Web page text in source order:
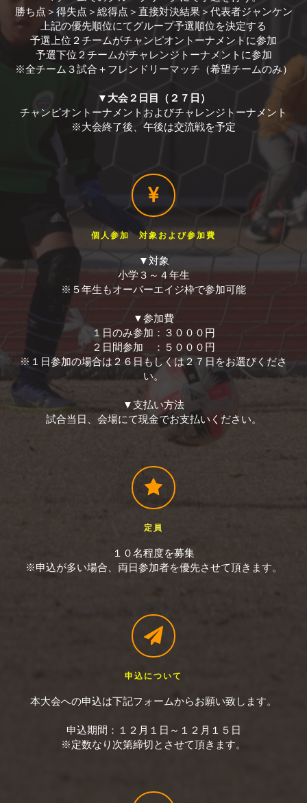
勝ち点＞得失点＞総得点＞直接対決結果＞代表者ジャンケン
上記の優先順位にてグループ予選順位を決定する
予選上位２チームがチャンピオントーナメントに参加
予選下位２チームがチャレンジトーナメントに参加
※全チーム３試合＋フレンドリーマッチ（希望チームのみ）
▼大会２日目（２７日）
チャンピオントーナメントおよびチャレンジトーナメント
※大会終了後、午後は交流戦を予定
個人参加 対象および参加費
▼対象
小学３～４年生
※５年生もオーバーエイジ枠で参加可能
▼参加費
１日のみ参加：３０００円
２日間参加 ：５０００円
※１日参加の場合は２６日もしくは２７日をお選びくださ
い。
▼支払い方法
試合当日、会場にて現金でお支払いください。
定員
１０名程度を募集
※申込が多い場合、両日参加者を優先させて頂きます。
申込について
本大会への申込は下記フォームからお願い致します。
申込期間：１２月１日～１２月１５日
※定数なり次第締切とさせて頂きます。